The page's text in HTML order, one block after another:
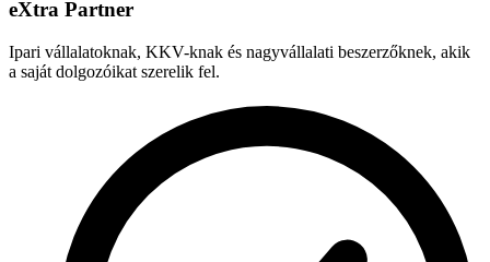
eXtra Partner
Ipari vállalatoknak, KKV-knak és nagyvállalati beszerzőknek, akik
a saját dolgozóikat szerelik fel.